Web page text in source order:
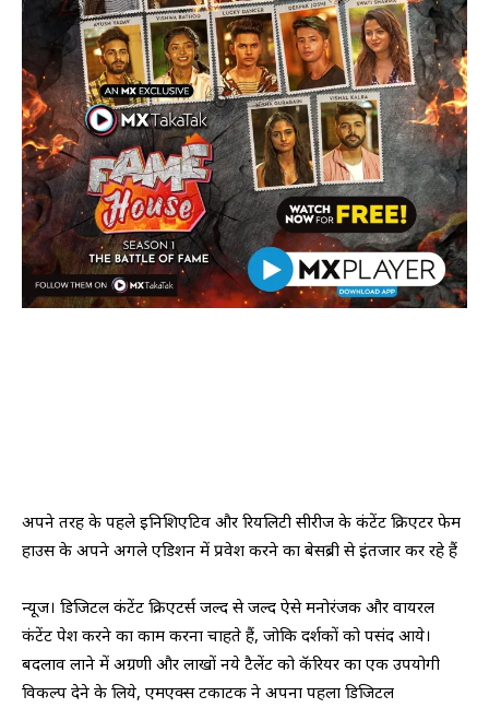
अपने तरह के पहले इनिशिएटिव और रियलिटी सीरीज के कंटेंट क्रिएटर फेम
हाउस के अपने अगले एडिशन में प्रवेश करने का बेसब्री से इंतजार कर रहे हैं
न्यूज। डिजिटल कंटेंट क्रिएटर्स जल्द से जल्द ऐसे मनोरंजक और वायरल
कंटेंट पेश करने का काम करना चाहते हैं, जोकि दर्शकों को पसंद आये।
बदलाव लाने में अग्रणी और लाखों नये टैलेंट को कॅरियर का एक उपयोगी
विकल्प देने के लिये, एमएक्स टकाटक ने अपना पहला डिजिटल